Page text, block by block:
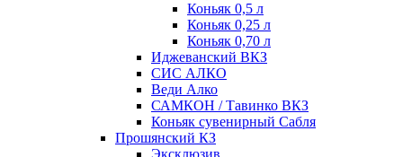
Коньяк 0,5 л
Коньяк 0,25 л
Коньяк 0,70 л
Иджеванский ВКЗ
СИС АЛКО
Веди Алко
САМКОН / Тавинко ВКЗ
Коньяк сувенирный Сабля
Прошянский КЗ
Эксклюзив